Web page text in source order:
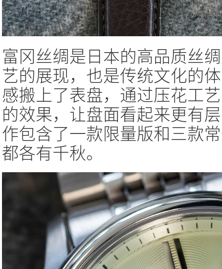
富冈丝绸是日本的高品质丝
艺的展现，也是传统文化的
感搬上了表盘，通过压花工
的效果，让盘面看起来更有
作包含了一款限量版和三款
都各有千秋。